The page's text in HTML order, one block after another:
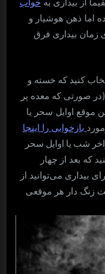
از بیداری به خواب
اما ذهن هوشیار و
زمان بیداری فرق
کنید که خسته و
(در صورتی که معده پر
موقع اوایل سحر یا
بازخوابی را اینجا
شب یا اوایل سحر
که بعد از چهار
بیداری می‌توانید از
زنگ دار هر موقعی